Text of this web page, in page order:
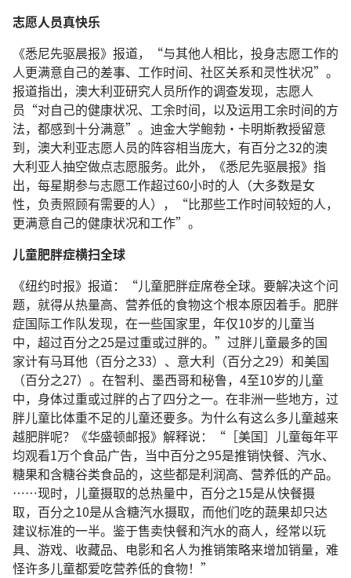
志愿人员真快乐
《悉尼先驱晨报》报道，“与其他人相比，投身志愿工作的
人更满意自己的差事、工作时间、社区关系和灵性状况”。
报道指出，澳大利亚研究人员所作的调查发现，志愿人
员“对自己的健康状况、工余时间，以及运用工余时间的方
法，都感到十分满意”。迪金大学鲍勃·卡明斯教授留意
到，澳大利亚志愿人员的阵容相当庞大，有百分之32的澳
大利亚人抽空做点志愿服务。此外，《悉尼先驱晨报》指
出，每星期参与志愿工作超过60小时的人（大多数是女
性，负责照顾有需要的人），“比那些工作时间较短的人，
更满意自己的健康状况和工作”。
儿童肥胖症横扫全球
《纽约时报》报道：“儿童肥胖症席卷全球。要解决这个问
题，就得从热量高、营养低的食物这个根本原因着手。肥胖
症国际工作队发现，在一些国家里，年仅10岁的儿童当
中，超过百分之25是过重或过胖的。”过胖儿童最多的国
家计有马耳他（百分之33）、意大利（百分之29）和美国
（百分之27）。在智利、墨西哥和秘鲁，4至10岁的儿童
中，身体过重或过胖的占了四分之一。在非洲一些地方，过
胖儿童比体重不足的儿童还要多。为什么有这么多儿童越来
越肥胖呢？《华盛顿邮报》解释说：“［美国］儿童每年平
均观看1万个食品广告，当中百分之95是推销快餐、汽水、
糖果和含糖谷类食品的，这些都是利润高、营养低的产品。
……现时，儿童摄取的总热量中，百分之15是从快餐摄
取，百分之10是从含糖汽水摄取，而他们吃的蔬果却只达
建议标准的一半。鉴于售卖快餐和汽水的商人，经常以玩
具、游戏、收藏品、电影和名人为推销策略来增加销量，难
怪许多儿童都爱吃营养低的食物！”